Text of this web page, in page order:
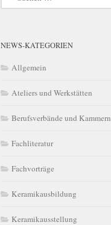
NEWS-KATEGORIEN
Allgemein
Ateliers und Werkstätten
Berufsverbände und Kammern
Fachliteratur
Fachvorträge
Keramikausbildung
Keramikausstellung